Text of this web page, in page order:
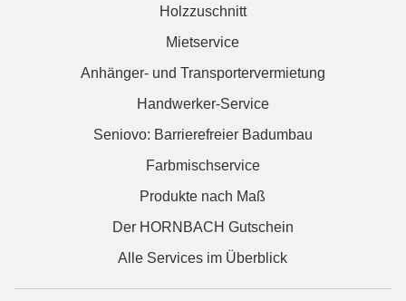
Holzzuschnitt
Mietservice
Anhänger- und Transportervermietung
Handwerker-Service
Seniovo: Barrierefreier Badumbau
Farbmischservice
Produkte nach Maß
Der HORNBACH Gutschein
Alle Services im Überblick